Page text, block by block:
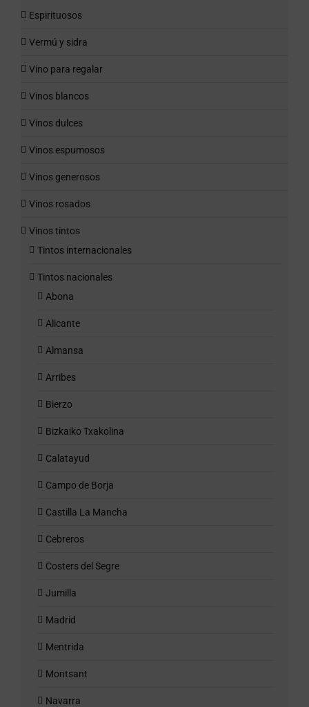
Espirituosos
Vermú y sidra
Vino para regalar
Vinos blancos
Vinos dulces
Vinos espumosos
Vinos generosos
Vinos rosados
Vinos tintos
Tintos internacionales
Tintos nacionales
Abona
Alicante
Almansa
Arribes
Bierzo
Bizkaiko Txakolina
Calatayud
Campo de Borja
Castilla La Mancha
Cebreros
Costers del Segre
Jumilla
Madrid
Mentrida
Montsant
Navarra